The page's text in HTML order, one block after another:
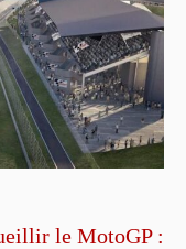
le MotoGP :